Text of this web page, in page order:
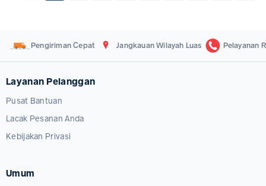
Pengiriman Cepat Jangkauan Wilayah Luas Pelayanan
Layanan Pelanggan
Pusat Bantuan
Lacak Pesanan Anda
Kebijakan Privasi
Umum